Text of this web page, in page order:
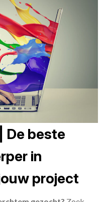
De beste
in
project